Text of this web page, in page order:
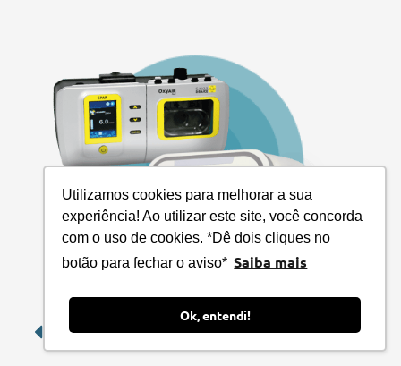
Utilizamos cookies para melhorar a sua
experiência! Ao utilizar este site, você concorda
com o uso de cookies. *Dê dois cliques no
botão para fechar o aviso* Saiba mais
Ok, entendi!